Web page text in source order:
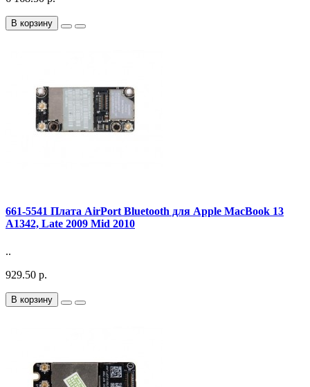
В корзину
661-5541 Плата AirPort Bluetooth для Apple MacBook 13
A1342, Late 2009 Mid 2010
..
929.50 р.
В корзину